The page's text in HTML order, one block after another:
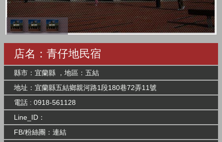
店名：青仔地民宿
縣市：宜蘭縣 ，地區：五結
地址：宜蘭縣五結鄉親河路1段180巷72弄11號
電話 : 0918-561128
Line_ID：
FB/粉絲團： 連結